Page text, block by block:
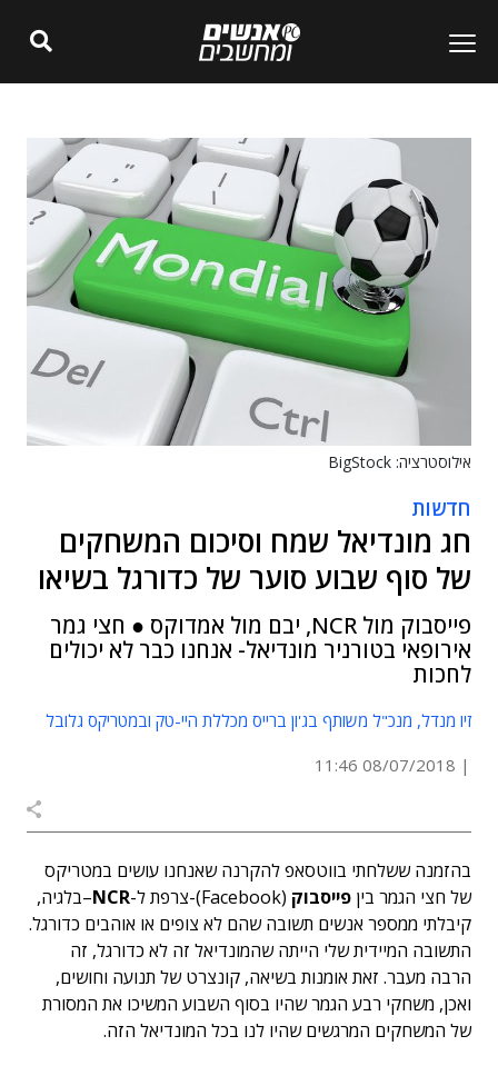
אילוסטרציה: BigStock
חדשות
חג מונדיאל שמח וסיכום המשחקים
של סוף שבוע סוער של כדורגל בשיאו
פייסבוק מול NCR, יבם מול אמדוקס ● חצי גמר
אירופאי בטורניר מונדיאל- אנחנו כבר לא יכולים
לחכות
זיו מנדל, מנכ"ל משותף בג'ון ברייס מכללת היי-טק ובמטריקס גלובל
08/07/2018 11:46
בהזמנה ששלחתי בווטסאפ להקרנה שאנחנו עושים במטריקס
של חצי הגמר בין פייסבוק (Facebook)-צרפת ל- NCR–בלגיה,
קיבלתי ממספר אנשים תשובה שהם לא צופים או אוהבים כדורגל.
התשובה המיידית שלי הייתה שהמונדיאל זה לא כדורגל, זה
הרבה מעבר. זאת אומנות בשיאה, קונצרט של תנועה וחושים,
ואכן, משחקי רבע הגמר שהיו בסוף השבוע המשיכו את המסורת
של המשחקים המרגשים שהיו לנו בכל המונדיאל הזה.